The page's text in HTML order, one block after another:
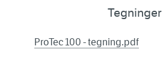
Tegninger
ProTec 100 - tegning.pdf